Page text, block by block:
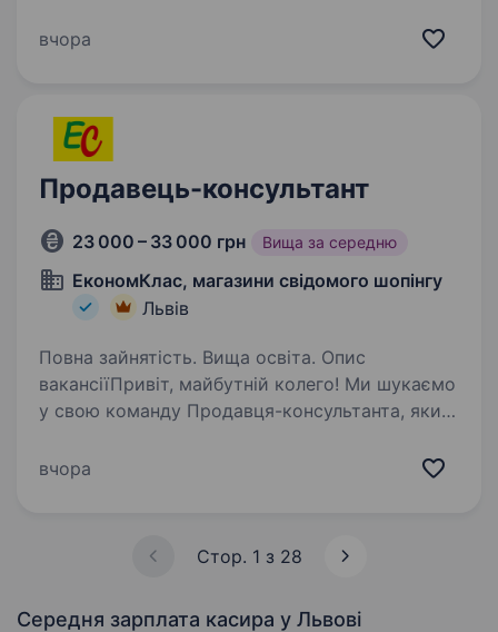
продавця-консультанта в наш магазин
вчора
Продавець-консультант
23 000 – 33 000 грн Вища за середню
ЕкономКлас, магазини свідомого шопінгу
Львів
Повна зайнятість. Вища освіта. Опис
вакансіїПривіт, майбутній колего! Ми шукаємо
у свою команду Продавця-консультанта, який
любить людей і вміє знайти підхід до кожного
вчора
Стор. 1 з 28
Середня зарплата касира у Львові